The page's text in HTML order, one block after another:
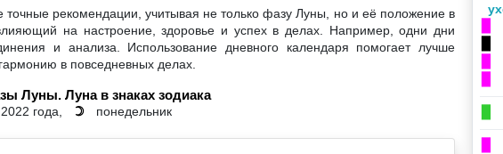
рекомендации, учитывая не только фазу Луны, но и её положение в
на настроение, здоровье и успех в делах. Например, одни дни
и анализа. Использование дневного календаря помогает лучше
в повседневных делах.
Луны. Луна в знаках зодиака
года, ☽ понедельник